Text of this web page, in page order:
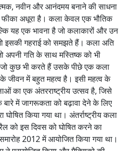
नवीन और आनंदमय बनाने की साधना
अधूरा है। कला केवल एक भौतिक
यह एक भावना है जो कलाकारों और उन
इसकी गहराई को समझते हैं। कला अति
गति के साथ मस्तिष्क को भी
जो कुछ भी करते हैं उसके पीछे एक कला
जीवन में बहुत महत्व है। इसी महत्व के
का एक अंतरराष्ट्रीय उत्सव है, जिसे
बारे में जागरूकता को बढ़ावा देने के लिए
घोषित किया गया था। अंतर्राष्ट्रीय कला
को इस दिवस को घोषित करने का
2012 में आयोजित किया गया था।